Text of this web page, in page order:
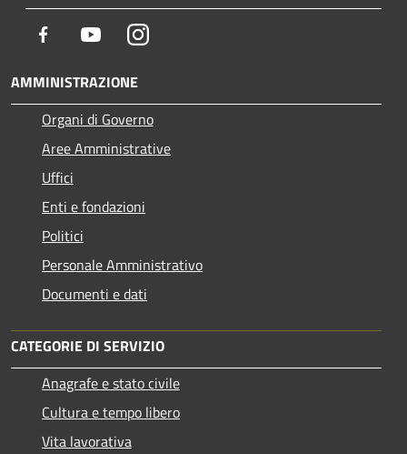
Facebook YoutubeInstagram
AMMINISTRAZIONE
Organi di Governo
Aree Amministrative
Uffici
Enti e fondazioni
Politici
Personale Amministrativo
Documenti e dati
CATEGORIE DI SERVIZIO
Anagrafe e stato civile
Cultura e tempo libero
Vita lavorativa